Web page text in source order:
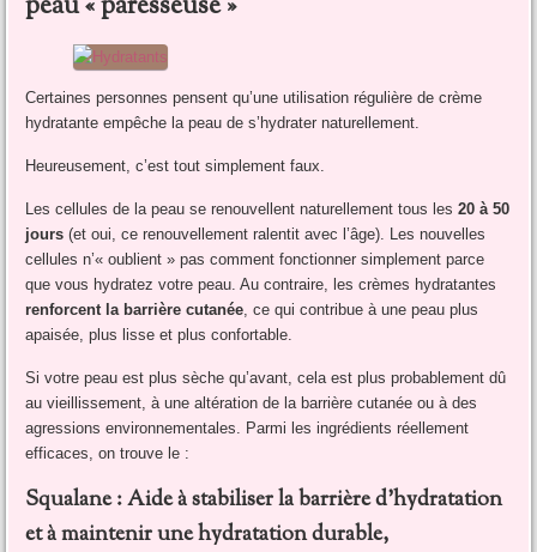
Certaines personnes pensent qu’une utilisation régulière de crème
hydratante empêche la peau de s’hydrater naturellement.
Heureusement, c’est tout simplement faux.
Les cellules de la peau se renouvellent naturellement tous les20 à 50
jours (et oui, ce renouvellement ralentit avec l’âge). Les nouvelles
cellules n’« oublient » pas comment fonctionner simplement parce
que vous hydratez votre peau. Au contraire, les crèmes hydratantes
renforcent la barrière cutanée , ce qui contribue à une peau plus
apaisée, plus lisse et plus confortable.
Si votre peau est plus sèche qu’avant, cela est plus probablement dû
au vieillissement, à une altération de la barrière cutanée ou à des
agressions environnementales. Parmi les ingrédients réellement
efficaces, on trouve le :
Squalane : Aide à stabiliser la barrière d’hydratation
et à maintenir une hydratation durable,